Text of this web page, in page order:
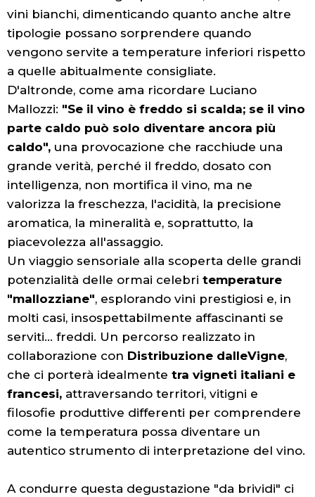
vini bianchi, dimenticando quanto anche altre
tipologie possano sorprendere quando
vengono servite a temperature inferiori rispetto
a quelle abitualmente consigliate.
D'altronde, come ama ricordare Luciano
Mallozzi: "Se il vino è freddo si scalda; se il vino
parte caldo può solo diventare ancora più
caldo", una provocazione che racchiude una
grande verità, perché il freddo, dosato con
intelligenza, non mortifica il vino, ma ne
valorizza la freschezza, l'acidità, la precisione
aromatica, la mineralità e, soprattutto, la
piacevolezza all'assaggio.
Un viaggio sensoriale alla scoperta delle grandi
potenzialità delle ormai celebri temperature
"mallozziane", esplorando vini prestigiosi e, in
molti casi, insospettabilmente affascinanti se
serviti... freddi. Un percorso realizzato in
collaborazione con Distribuzione dalleVigne,
che ci porterà idealmente tra vigneti italiani e
francesi, attraversando territori, vitigni e
filosofie produttive differenti per comprendere
come la temperatura possa diventare un
autentico strumento di interpretazione del vino.
A condurre questa degustazione "da brividi" ci